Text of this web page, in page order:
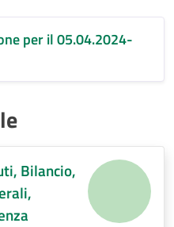
per il 05.04.2024-
Bilancio,